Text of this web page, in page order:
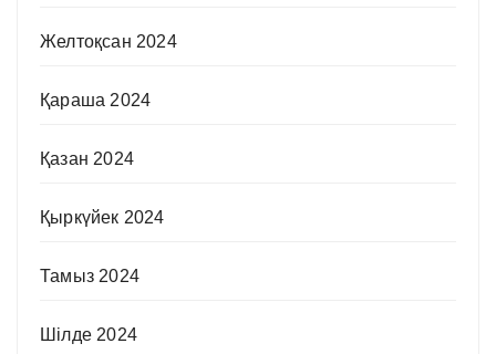
Желтоқсан 2024
Қараша 2024
Қазан 2024
Қыркүйек 2024
Тамыз 2024
Шілде 2024